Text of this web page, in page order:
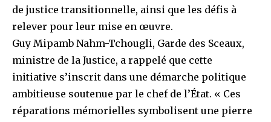
de justice transitionnelle, ainsi que les défis à
relever pour leur mise en œuvre.
Guy Mipamb Nahm-Tchougli, Garde des Sceaux,
ministre de la Justice, a rappelé que cette
initiative s’inscrit dans une démarche politique
ambitieuse soutenue par le chef de l’État. « Ces
réparations mémorielles symbolisent une pierre